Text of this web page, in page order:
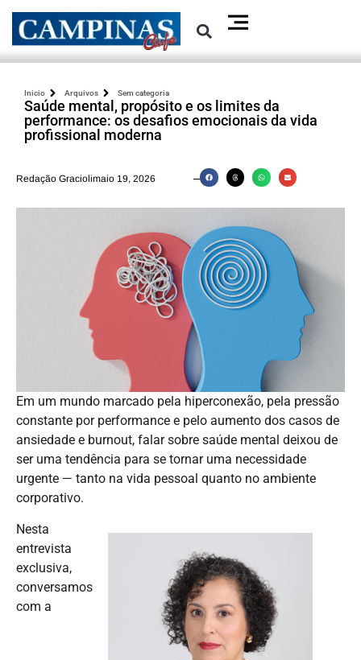
Inicio Arquivos Sem categoria
Saúde mental, propósito e os limites da
performance: os desafios emocionais da vida
profissional moderna
Redação Graciolimaio 19, 2026
Em um mundo marcado pela hiperconexão, pela pressão
constante por performance e pelo aumento dos casos de
ansiedade e burnout, falar sobre saúde mental deixou de
ser uma tendência para se tornar uma necessidade
urgente — tanto na vida pessoal quanto no ambiente
corporativo.
Nesta
entrevista
exclusiva,
conversamos
com a